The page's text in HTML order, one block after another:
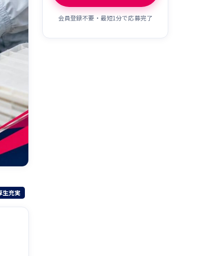
生充実
会員登録不要・最短1分で応募完了